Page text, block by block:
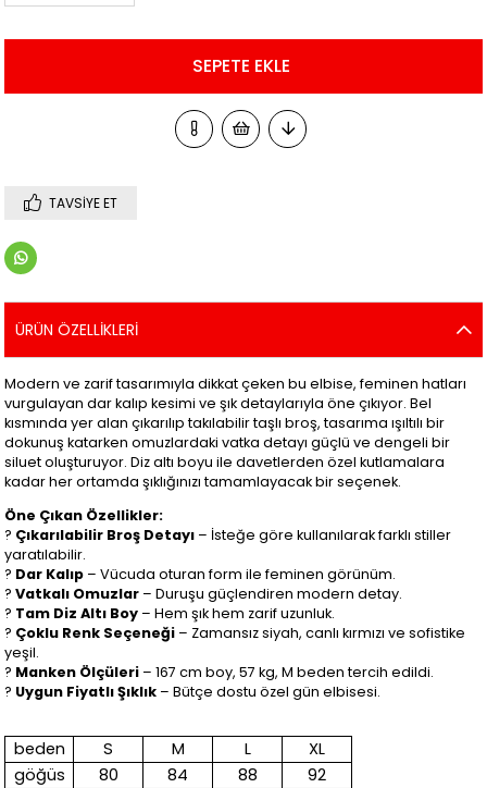
TAVSIYE ET
ÜRÜN ÖZELLIKLERI
Modern ve zarif tasarımıyla dikkat çeken bu elbise, feminen hatları
vurgulayan dar kalıp kesimi ve şık detaylarıyla öne çıkıyor. Bel
kısmında yer alan çıkarılıp takılabilir taşlı broş, tasarıma ışıltılı bir
dokunuş katarken omuzlardaki vatka detayı güçlü ve dengeli bir
siluet oluşturuyor. Diz altı boyu ile davetlerden özel kutlamalara
kadar her ortamda şıklığınızı tamamlayacak bir seçenek.
Öne Çıkan Özellikler:
? Çıkarılabilir Broş Detayı – İsteğe göre kullanılarak farklı stiller
yaratılabilir.
? Dar Kalıp – Vücuda oturan form ile feminen görünüm.
?Vatkalı Omuzlar – Duruşu güçlendiren modern detay.
? Tam Diz Altı Boy – Hem şık hem zarif uzunluk.
? Çoklu Renk Seçeneği – Zamansız siyah, canlı kırmızı ve sofistike
yeşil.
? Manken Ölçüleri – 167 cm boy, 57 kg, M beden tercih edildi.
? Uygun Fiyatlı Şıklık – Bütçe dostu özel gün elbisesi.
beden S M L
XL
göğüs
80 84 88
92